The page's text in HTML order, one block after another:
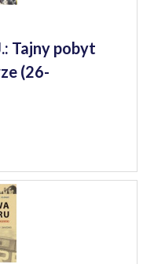
Tajny pobyt
(26-